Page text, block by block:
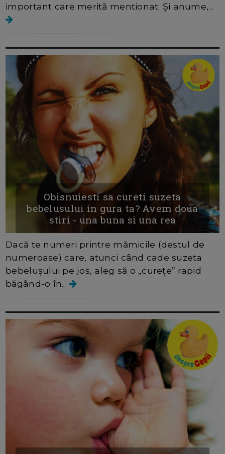
important care merită mentionat. Și anume,...
Obisnuiesti sa cureti suzeta
bebelusului in gura ta? Avem doua
stiri - una buna si una rea
Dacă te numeri printre mămicile (destul de
numeroase) care, atunci când cade suzeta
bebelușului pe jos, aleg să o „curețe” rapid
băgând-o în...